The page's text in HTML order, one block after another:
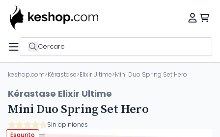
Cercare
keshop.com>Kérastase>Elixir Ultime>Mini Duo Spring Set Hero
Kérastase Elixir Ultime
Mini Duo Spring Set Hero
Sin opiniones
Esaurito